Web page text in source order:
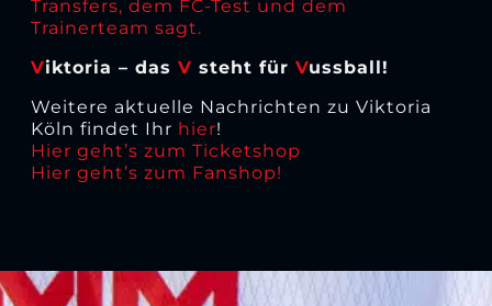
Transfers, dem FC-Test und dem
Trainerteam sagt.
Viktoria – das V steht für Vussball!
Weitere aktuelle Nachrichten zu Viktoria
Köln findet Ihr hier!
Hier geht’s zum Ticketshop
Hier geht’s zum Fanshop!